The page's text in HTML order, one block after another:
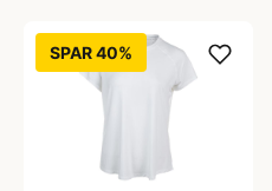
SPAR 40%